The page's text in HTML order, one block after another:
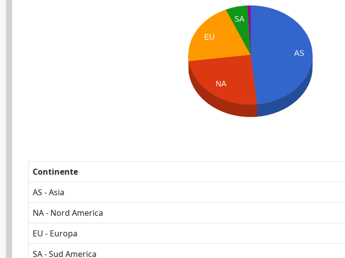
AS
SA
EU
NA
Continente
AS - Asia
NA - Nord America
EU - Europa
SA - Sud America